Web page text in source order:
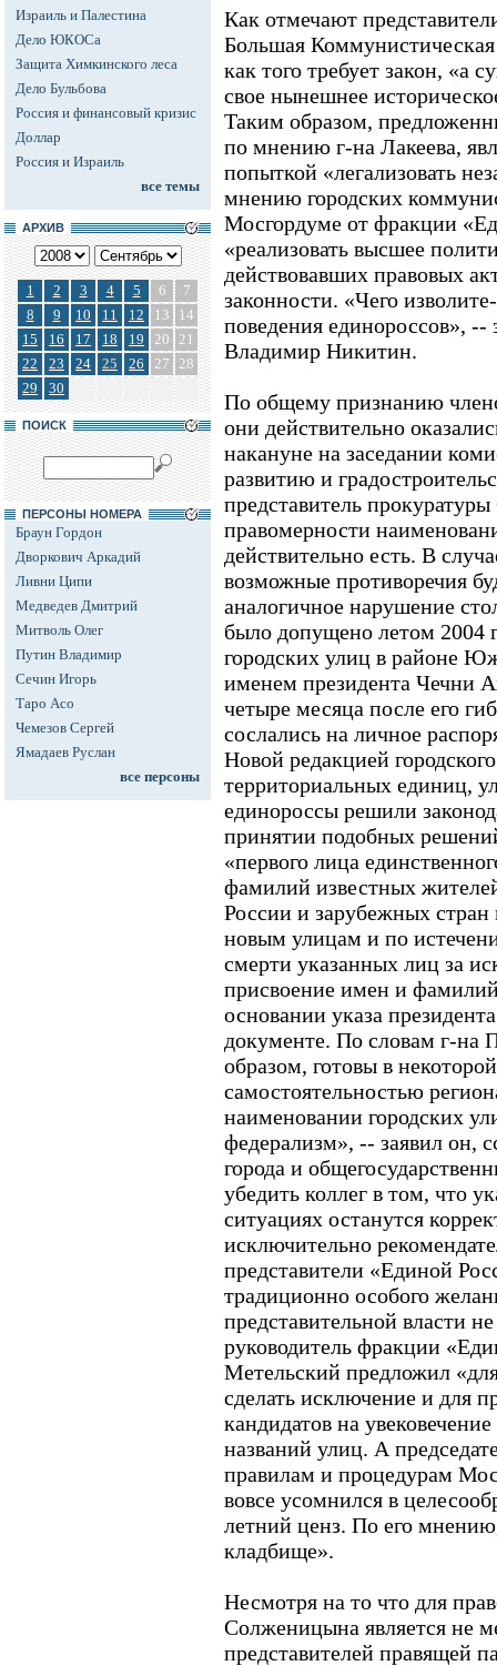
Израиль и Палестина
Дело ЮКОСа
Защита Химкинского леса
Дело Бульбова
Россия и финансовый кризис
Доллар
Россия и Израиль
все темы
АРХИВ
1 2 3 4 5 6
7
8
9 10 11 12 13
14
15
16 17 18 19 20 21
22
23 24 25 26 27 28
29
30
ПОИСК
ПЕРСОНЫ НОМЕРА
Браун Гордон
Дворкович Аркадий
Ливни Ципи
Медведев Дмитрий
Митволь Олег
Путин Владимир
Сечин Игорь
Таро Асо
Чемезов Сергей
Ямадаев Руслан
все персоны
Как отмечают
Большая
как того требует закон, «а
свое нынешнее
Таким образом,
по мнению г-на Лакеева,
попыткой «легализовать
мнению городских
Мосгордуме от фракции
«реализовать высшее
действовавших правовых
законности. «Чего
поведения единороссов»,
Владимир Никитин.
По общему признанию
они действительно
накануне на заседании
развитию и
представитель
правомерности
действительно есть. В
возможные противоречия
аналогичное нарушение
было допущено летом 2004
городских улиц в районе
именем президента Чечни
четыре месяца после его
сослались на личное
Новой редакцией
территориальных единиц,
единороссы решили
принятии подобных
«первого лица
фамилий известных
России и зарубежных стран
новым улицам и по
смерти указанных лиц за
присвоение имен и
основании указа
документе. По словам г-на
образом, готовы в
самостоятельностью
наименовании городских
федерализм», -- заявил он,
города и
убедить коллег в том, что
ситуациях останутся
исключительно
представители «Единой
традиционно особого
представительной власти
руководитель фракции
Метельский предложил
сделать исключение и для
кандидатов на
названий улиц. А
правилам и процедурам
вовсе усомнился в
летний ценз. По его
кладбище».
Несмотря на то что для
Солженицына является не
представителей правящей